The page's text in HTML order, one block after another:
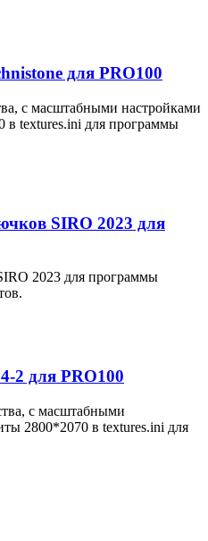
для PRO100
с масштабными настройками
в textures.ini для программы
SIRO 2023 для
2023 для программы
2 для PRO100
с масштабными
2800*2070 в textures.ini для